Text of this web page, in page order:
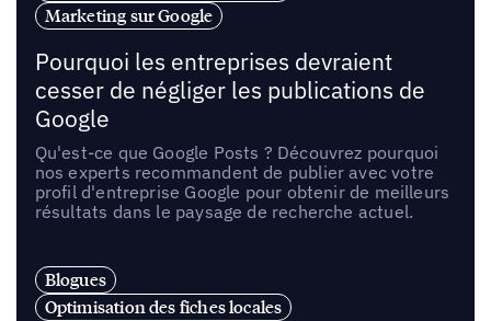
Marketing sur Google
Pourquoi les entreprises devraient
cesser de négliger les publications de
Google
Qu'est-ce que Google Posts ? Découvrez pourquoi
nos experts recommandent de publier avec votre
profil d'entreprise Google pour obtenir de meilleurs
résultats dans le paysage de recherche actuel.
Blogues
Optimisation des fiches locales